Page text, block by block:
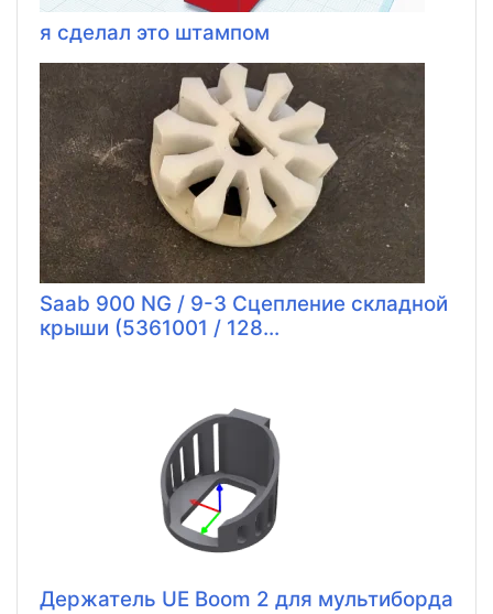
я сделал это штампом
Saab 900 NG / 9-3 Сцепление складной
крыши (5361001 / 128...
Держатель UE Boom 2 для мультиборда